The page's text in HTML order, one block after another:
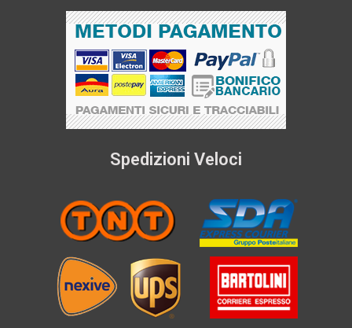
Spedizioni Veloci